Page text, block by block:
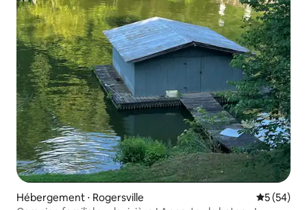
Hébergement ⋅ Rogersville
5 (54)